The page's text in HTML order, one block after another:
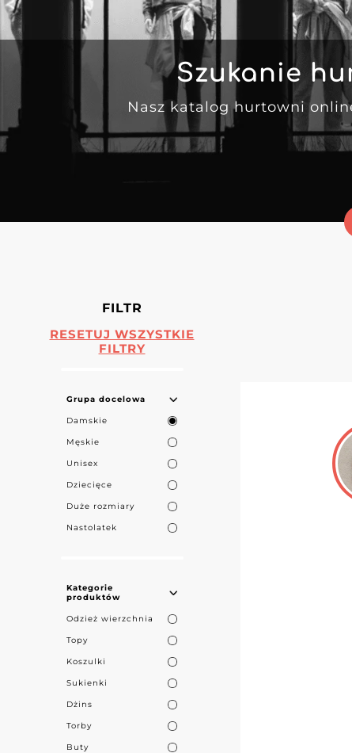
Szukanie
Nasz katalog hurtowni
FILTR
RESETUJ WSZYSTKIE
FILTRY
Grupa docelowa
Damskie
Męskie
Unisex
Dziecięce
Duże rozmiary
Nastolatek
Kategorie
produktów
Odzież wierzchnia
Topy
Koszulki
Sukienki
Dżins
Torby
Buty